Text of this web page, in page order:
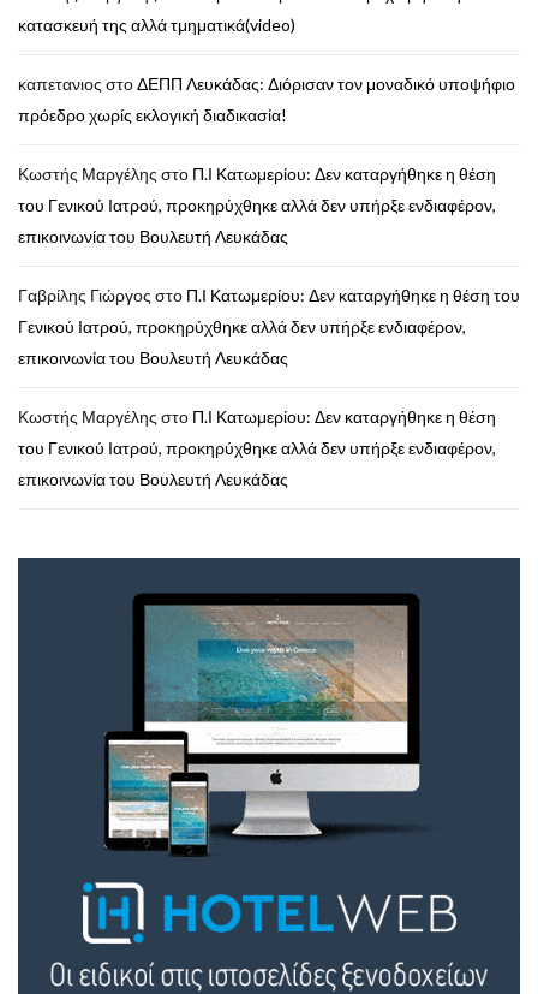
κατασκευή της αλλά τμηματικά(video)
καπετανιος στοΔΕΠΠ Λευκάδας: Διόρισαν τον μοναδικό υποψήφιο
πρόεδρο χωρίς εκλογική διαδικασία!
Κωστής Μαργέλης στο Π.Ι Κατωμερίου: Δεν καταργήθηκε η θέση
του Γενικού Ιατρού, προκηρύχθηκε αλλά δεν υπήρξε ενδιαφέρον,
επικοινωνία του Βουλευτή Λευκάδας
Γαβρίλης Γιώργος στο Π.Ι Κατωμερίου: Δεν καταργήθηκε η θέση του
Γενικού Ιατρού, προκηρύχθηκε αλλά δεν υπήρξε ενδιαφέρον,
επικοινωνία του Βουλευτή Λευκάδας
Κωστής Μαργέλης στο Π.Ι Κατωμερίου: Δεν καταργήθηκε η θέση
του Γενικού Ιατρού, προκηρύχθηκε αλλά δεν υπήρξε ενδιαφέρον,
επικοινωνία του Βουλευτή Λευκάδας